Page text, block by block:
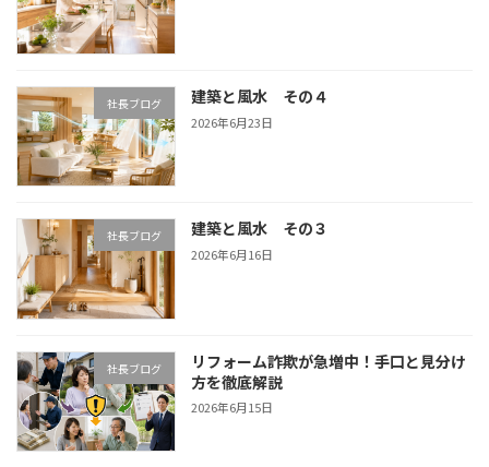
社長ブログ 建築と風水 その４
2026年6月23日
社長ブログ 建築と風水 その３
2026年6月16日
社長ブログ
リフォーム詐欺が急増中！手口と見分け
方を徹底解説
2026年6月15日